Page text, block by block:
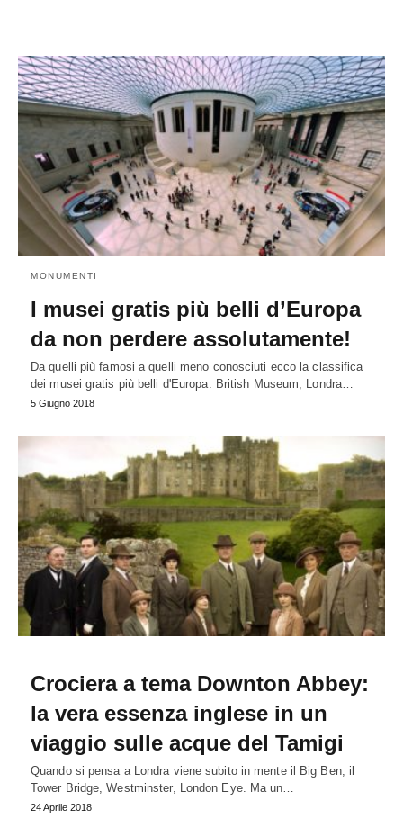
MONUMENTI
I musei gratis più belli d’Europa
da non perdere assolutamente!
Da quelli più famosi a quelli meno conosciuti ecco la classifica
dei musei gratis più belli d'Europa. British Museum, Londra…
5 Giugno 2018
Crociera a tema Downton Abbey:
la vera essenza inglese in un
viaggio sulle acque del Tamigi
Quando si pensa a Londra viene subito in mente il Big Ben, il
Tower Bridge, Westminster, London Eye. Ma un…
24 Aprile 2018